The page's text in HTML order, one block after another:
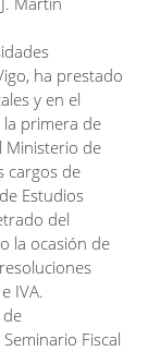
ha prestado
y en el
la primera de
Ministerio de
cargos de
Estudios
del
la ocasión de
IVA.
Fiscal